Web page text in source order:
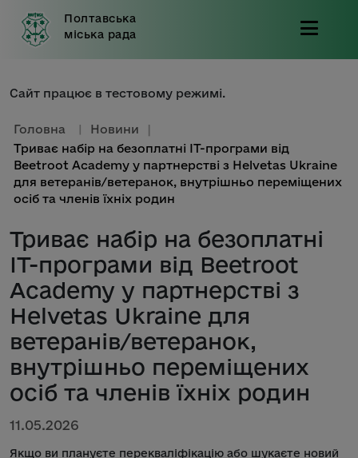
Полтавська
міська рада
Сайт працює в тестовому режимі.
Головна | Новини |
Триває набір на безоплатні ІТ-програми від
Beetroot Academy у партнерстві з Helvetas Ukraine
для ветеранів/ветеранок, внутрішньо переміщених
осіб та членів їхніх родин
Триває набір на безоплатні
ІТ-програми від Beetroot
Academy у партнерстві з
Helvetas Ukraine для
ветеранів/ветеранок,
внутрішньо переміщених
осіб та членів їхніх родин
11.05.2026
Якщо ви плануєте перекваліфікацію або шукаєте новий